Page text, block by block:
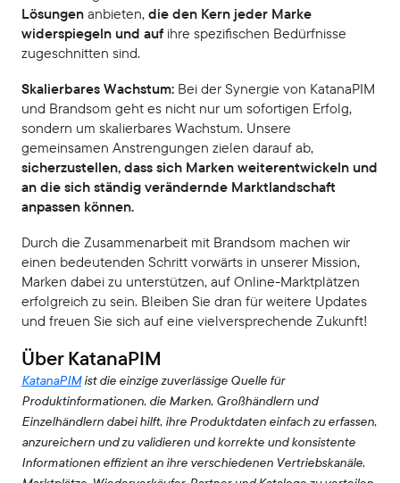
Lösungenanbieten,die den Kern jeder Marke
widerspiegeln und auf ihre spezifischen Bedürfnisse
zugeschnitten sind.
Skalierbares Wachstum: Bei der Synergie von KatanaPIM
und Brandsom geht es nicht nur um sofortigen Erfolg,
sondern um skalierbares Wachstum. Unsere
gemeinsamen Anstrengungen zielen darauf ab,
sicherzustellen, dass sich Marken weiterentwickeln und
an die sich ständig verändernde Marktlandschaft
anpassen können.
Durch die Zusammenarbeit mit Brandsom machen wir
einen bedeutenden Schritt vorwärts in unserer Mission,
Marken dabei zu unterstützen, auf Online-Marktplätzen
erfolgreich zu sein. Bleiben Sie dran für weitere Updates
und freuen Sie sich auf eine vielversprechende Zukunft!
Über KatanaPIM
KatanaPIMist die einzige zuverlässige Quelle für
Produktinformationen, die Marken, Großhändlern und
Einzelhändlern dabei hilft, ihre Produktdaten einfach zu erfassen,
anzureichern und zu validieren und korrekte und konsistente
Informationen effizient an ihre verschiedenen Vertriebskanäle,